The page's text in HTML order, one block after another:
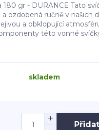
gr - DURANCE Tato
ozdobená ručně v našich
a obklopující
této vonné
skladem